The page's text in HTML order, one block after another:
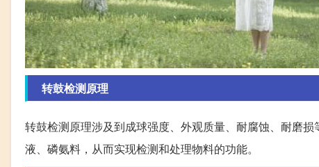
转鼓检测原理
转鼓检测原理涉及到成球强度、外观质量、耐腐蚀、耐磨
液、磷氨料，从而实现检测和处理物料的功能。